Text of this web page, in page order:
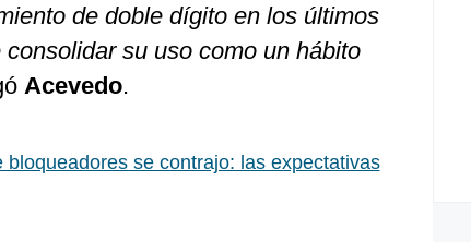
de doble dígito en los últimos
su uso como un hábito
Acevedo.
bloqueadores se contrajo: las expectativas